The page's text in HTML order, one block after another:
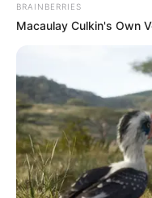
BRAINBERRIES
Macaulay Culkin's Own